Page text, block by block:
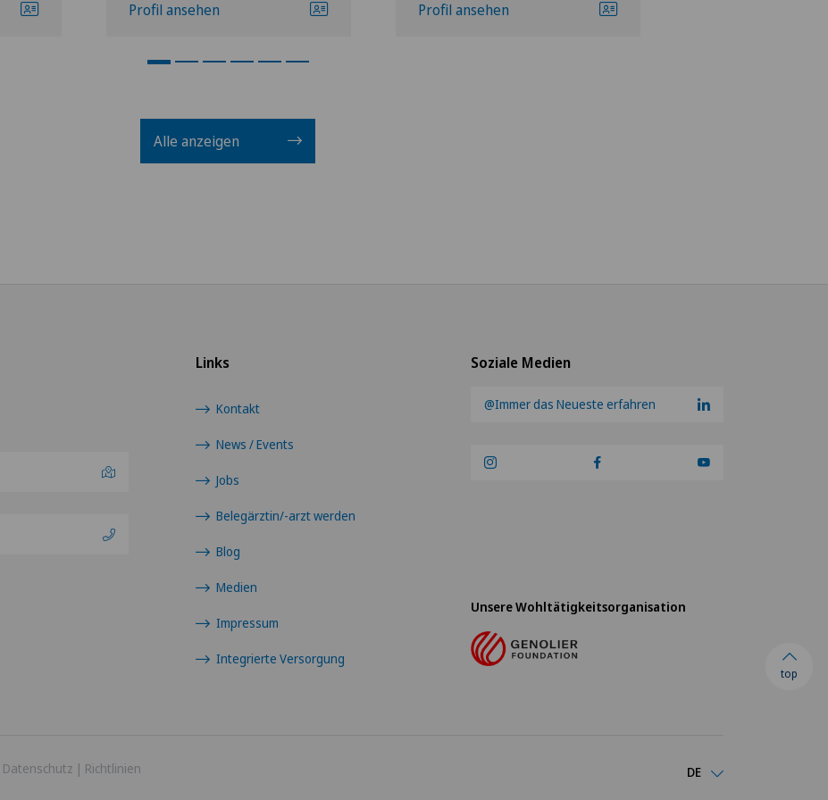
Profil ansehen Profil ansehen
Alle anzeigen
Soziale Medien
@Immer das Neueste erfahren
Links
Kontakt
News / Events
Jobs
Belegärztin/-arzt werden
Blog
Medien
Impressum
Integrierte Versorgung
Unsere Wohltätigkeitsorganisation
top
Datenschutz | Richtlinien DE